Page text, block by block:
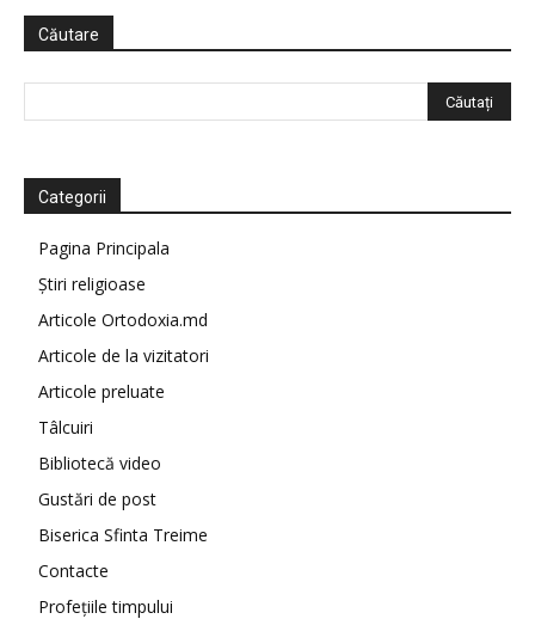
Căutare
Categorii
Pagina Principala
Știri religioase
Articole Ortodoxia.md
Articole de la vizitatori
Articole preluate
Tâlcuiri
Bibliotecă video
Gustări de post
Biserica Sfinta Treime
Contacte
Profețiile timpului